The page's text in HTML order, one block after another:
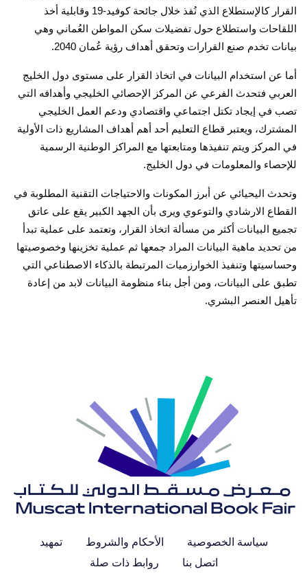
القرار كالإستطلاع الذي نُفذ خلال جائحة كوفيد-19 وقابلية أخذ
اللقاحات واستطلاع حول تفضيلات سكن المواطن العُماني وهي
بيانات تخدم صنع القرارات وتحقق أهداف رؤية عُمان 2040
.
أما عن استخدام البيانات في اتخاذ القرار على مستوى دول الخليج
العربي فتحدث الفرعي عن المركز الإحصائي الخليجي وأهدافه التي
تصب في إيجاد تكتل اجتماعي واقتصادي ودعم العمل الخليجي
المشترك، ويعتبر قطاع التعليم أحد أهم أهداف المشاريع ذات الأولية
في المركز ويتم تنفيذها ومتابعتها مع المراكز الوطنية الرسمية
للإحصاء والمعلومات في دول الخليج.
وتحدث اليحيائي عن أبرز المكونات والاحتياجات التقنية المطلوبة في
القطاع الارشادي والتوعوي ويرى بأن الجهد الكبير يقع على عاتق
تجميع البيانات أكثر من مسألة اتخاذ القرار، وتعتمد على عملية تبدأ
من تحديد ماهية البيانات المراد جمعها ثم عملية تخزينها وخصوصيتها
وحساسيتها وتنفيذ الخوارزميات المرتبطة بالذكاء الاصطناعي التي
تطبق على البيانات، ومن أجل بناء منظومة البيانات لابد من إعادة
تأهيل العنصر البشري.
سياسة الخصوصية الأحكام والشروط
تمهيد
اتصل بنا
روابط ذات صلة